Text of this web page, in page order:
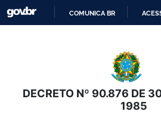
O
COMUNICA BR
DECRETO Nº 90.876 DE
1985